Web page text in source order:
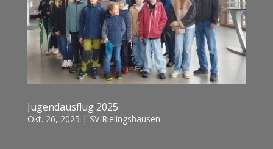
Jugendausflug 2025
Okt. 26, 2025 | SV Rielingshausen